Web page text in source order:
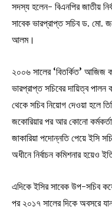
সদস্য হলেন- বিএনপির জাতীয়
সাবেক ভারপ্রাপ্ত সচিব ড. মো.
আলম।
২০০৬ সালের ‘বিতর্কিত’ আজিজ
ভারপ্রাপ্ত সচিবের দায়িত্ব
থেকে সচিব নিয়োগ দেওয়া হলে
জকোরিয়ার পর আর কোনো
জাকারিয়া পদোন্নতি পেয়ে ইসি
অধীনে নির্বাচন কমিশনার হয়েও
এদিকে ইসির সাবেক উপ-সচিব
পর ২০১৭ সালের দিকে অবসরে